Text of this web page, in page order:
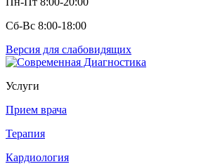
Сб-Вс 8:00-18:00
Версия для слабовидящих
Услуги
Прием врача
Терапия
Кардиология